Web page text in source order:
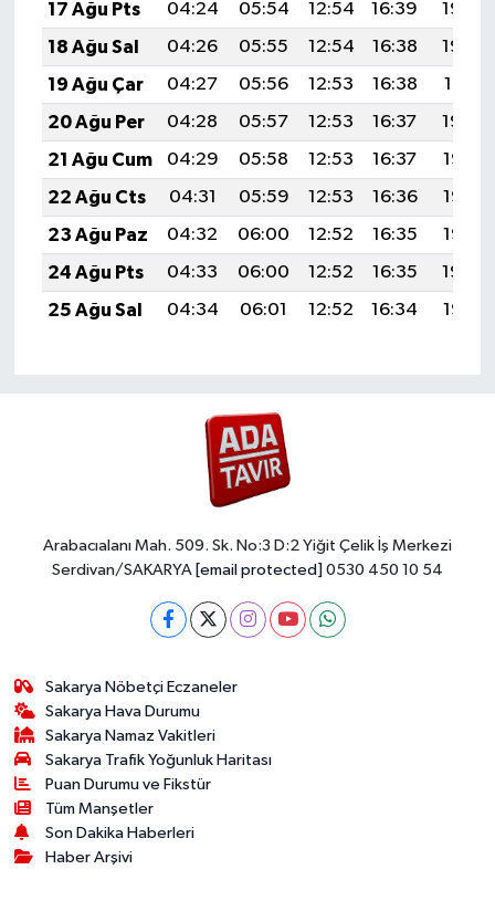
17 Ağu Pts
04:24 05:54 12:54 16:39
19:43
18 Ağu Sal
04:26 05:55 12:54 16:38
19:42
19 Ağu Çar
04:27 05:56 12:53 16:38
19:41
20 Ağu Per
04:28 05:57 12:53 16:37
19:39
21 Ağu Cum
04:29 05:58 12:53 16:37
19:38
22 Ağu Cts
04:31 05:59 12:53 16:36
19:37
23 Ağu Paz
04:32 06:00 12:52 16:35
19:35
24 Ağu Pts
04:33 06:00 12:52 16:35
19:34
25 Ağu Sal
04:34 06:01 12:52 16:34 19:33
Arabacıalanı Mah. 509. Sk. No:3 D:2 Yiğit Çelik İş Merkezi
Serdivan/SAKARYA [email protected] 0530 450 10 54
Sakarya Nöbetçi Eczaneler
Sakarya Hava Durumu
Sakarya Namaz Vakitleri
Sakarya Trafik Yoğunluk Haritası
Puan Durumu ve Fikstür
Tüm Manşetler
Son Dakika Haberleri
Haber Arşivi